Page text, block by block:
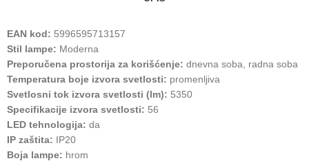
EAN kod: 5996595713157
Stil lampe: Moderna
Preporučena prostorija za korišćenje: dnevna soba, radna soba
Temperatura boje izvora svetlosti: promenljiva
Svetlosni tok izvora svetlosti (lm): 5350
Specifikacije izvora svetlosti: 56
LED tehnologija: da
IP zaštita: IP20
Boja lampe: hrom